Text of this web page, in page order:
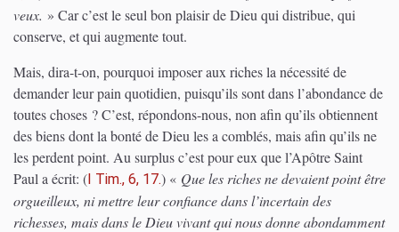
veux. » Car c’est le seul bon plaisir de Dieu qui distribue, qui
conserve, et qui augmente tout.
Mais, dira-t-on, pourquoi imposer aux riches la nécessité de
demander leur pain quotidien, puisqu’ils sont dans l’abondance de
toutes choses ? C’est, répondons-nous, non afin qu’ils obtiennent
des biens dont la bonté de Dieu les a comblés, mais afin qu’ils ne
les perdent point. Au surplus c’est pour eux que l’Apôtre Saint
Paul a écrit: (I Tim., 6, 17.) « Que les riches ne devaient point être
orgueilleux, ni mettre leur confiance dans l’incertain des
richesses, mais dans le Dieu vivant qui nous donne abondamment